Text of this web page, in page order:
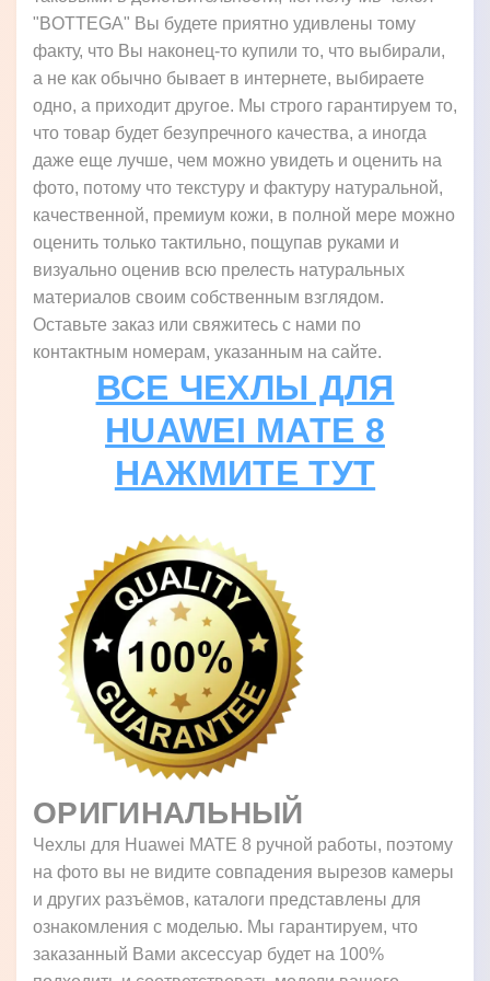
"BOTTEGA" Вы будете приятно удивлены тому
факту, что Вы наконец-то купили то, что выбирали,
а не как обычно бывает в интернете, выбираете
одно, а приходит другое. Мы строго гарантируем то,
что товар будет безупречного качества, а иногда
даже еще лучше, чем можно увидеть и оценить на
фото, потому что текстуру и фактуру натуральной,
качественной, премиум кожи, в полной мере можно
оценить только тактильно, пощупав руками и
визуально оценив всю прелесть натуральных
материалов своим собственным взглядом.
Оставьте заказ или свяжитесь с нами по
контактным номерам, указанным на сайте.
ВСЕ ЧЕХЛЫ ДЛЯ
HUAWEI MATE 8
НАЖМИТЕ ТУТ
ОРИГИНАЛЬНЫЙ
Чехлы для Huawei MATE 8 ручной работы, поэтому
на фото вы не видите совпадения вырезов камеры
и других разъёмов, каталоги представлены для
ознакомления с моделью. Мы гарантируем, что
заказанный Вами аксессуар будет на 100%